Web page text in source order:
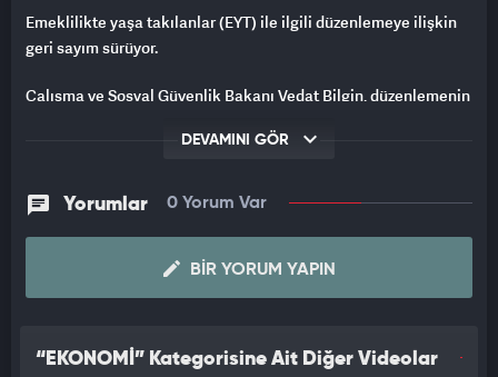
Emeklilikte yaşa takılanlar (EYT) ile ilgili düzenlemeye ilişkin
geri sayım sürüyor.
Çalışma ve Sosyal Güvenlik Bakanı Vedat Bilgin, düzenlemenin
Dünkü Kabine Toplantısı sonrası sonrası gazecilere konuşan
Bilgin, gecikmenin teknik nedenlerden kaynaklandığını
açıklayacağız. Gizli bir şey yok" dedi.
DEVAMINI GÖR
Yorumlar 0 Yorum Var
BIR YORUM YAPIN
“EKONOMİ” Kategorisine Ait Diğer Videolar